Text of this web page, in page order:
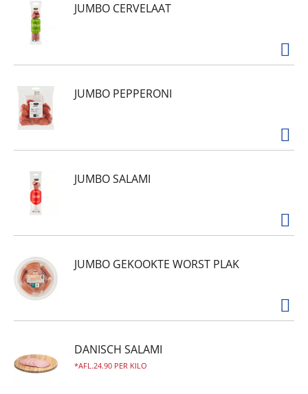
JUMBO CERVELAAT
JUMBO PEPPERONI
JUMBO SALAMI
JUMBO GEKOOKTE WORST PLAK
DANISCH SALAMI
AFL.24.90 PER KILO